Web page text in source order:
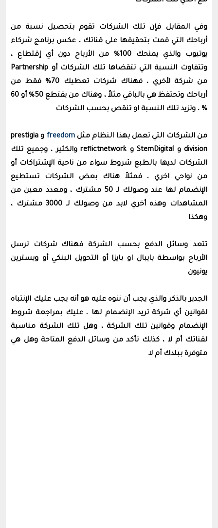
وفي المقابل فإن تلك الشركات تقوم بتحصيل نسبة من
أرباحك التي قمت بتحقيقها على قناتك ، عكس برنامج شركاء
يوتيوب والذي يمنحك 100% من الأرباح دون أي إقتطاع ،
وتتفاوت النسبة التي تتقضاها تلك الشركات أو Partnership
من شركة لأخري ، فهناك شركات تعطيك 70% فقط من
أرباحك وتحتفظ هي بالباقي مثلاً ، وهناك من يقتطع 50% أو 60
% ، وتزيد تلك النسبة او تنقص بحسب الشركات
من الشركات التي تعمل بهذا النظام مثلfreedom
و prestigia
division و StemDigital و reflictnetwork والكثير ، وجميع تلك
الشركات لديها بالطبع شروط سواء من ناحية الإشتراكات أو
من نواحي اخري ، فمثلاً هناك بعض الشركات تستطيع
الإنضمام لها عند وصولك لـ 50 مشترك ، ومعدد معين من
المشاهدات وهذه أخري لابد من وصولك لـ 3000 مشترك ،
وهكذا
تتعد وسائل الدفع بحسب الشركة فهناك شركات ترسل
الأرباح بواسطة بايبال او بايزا أو التحويل البنكي أو ويسترين
يونيون
الجدير بالذكر والذي يجب أن ننوه عليه هو أنه يجب عليك الإنتباه
لقوانين أي شركة تريد الإنضمام لها ، عليك بمراجعة شروط
الإنضمام وقوانين تلك الشركة ، وهل تلك الشركة مناسبة
لقناتك أم لا ، كذلك تأكد من وسائل الدفع المتاحة وهل هي
متوفرة ببلدك أم لا